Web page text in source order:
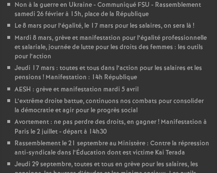
Non à la guerre en Ukraine - Communiqué FSU - Rassemblement
samedi 26 février à 15h, place de la République
Le 8 mars pour l’égalité, le 17 mars pour les salaires, on sera là !
Mardi 8 mars, grève et manifestation pour l’égalité professionnelle
et salariale, journée de lutte pour les droits des femmes : les outils
pour l’action
Jeudi 17 mars : toutes et tous dans l’action pour les salaires et les
pensions ! Manifestation : 14h République
AESH : grève et manifestation mardi 5 avril
L’extrême droite battue, continuons nos combats pour consolider
la démocratie et agir pour le progrès social
Avortement : ne pas perdre des droits, en gagner! Manifestation à
Paris le 2 juillet - départ à 14h30
Rassemblement le 21 septembre au Ministère : Contre la répression
anti-syndicale dans l’Éducation dont est victime Kai Terada
Jeudi 29 septembre, toutes et tous en grève pour les salaires, les